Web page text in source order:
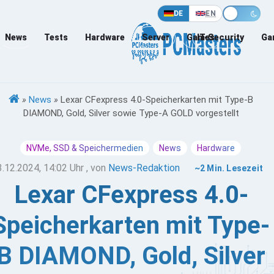
DE EN
News Tests Hardware Server Games
IT-Security
» News » Lexar CFexpress 4.0-Speicherkarten mit Type-B
DIAMOND, Gold, Silver sowie Type-A GOLD vorgestellt
NVMe, SSD & Speichermedien News Hardware
14:02 Uhr , von News-Redaktion ~2 Min. Lesezeit
Lexar CFexpress 4.0-
mit Type-
DIAMOND, Gold, Silver